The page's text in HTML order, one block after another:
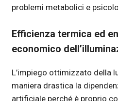
problemi metabolici e
Efficienza termica ed
economico
L’impiego ottimizzato della
maniera drastica la
artificiale perché è proprio